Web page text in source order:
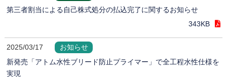
第三者割当による自己株式処分の払込完了に関するお知らせ
343KB
2025/03/17
お知らせ
新発売「アトム水性ブリード防止プライマー」で全工程水性仕様を
実現